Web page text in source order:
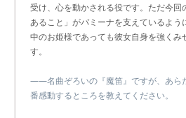
受け、心を動かされる役です。ただ今
あること」がパミーナを支えているよ
中のお姫様であっても彼女自身を強くみ
す。
――名曲ぞろいの『魔笛』ですが、あら
番感動するところを教えてください。